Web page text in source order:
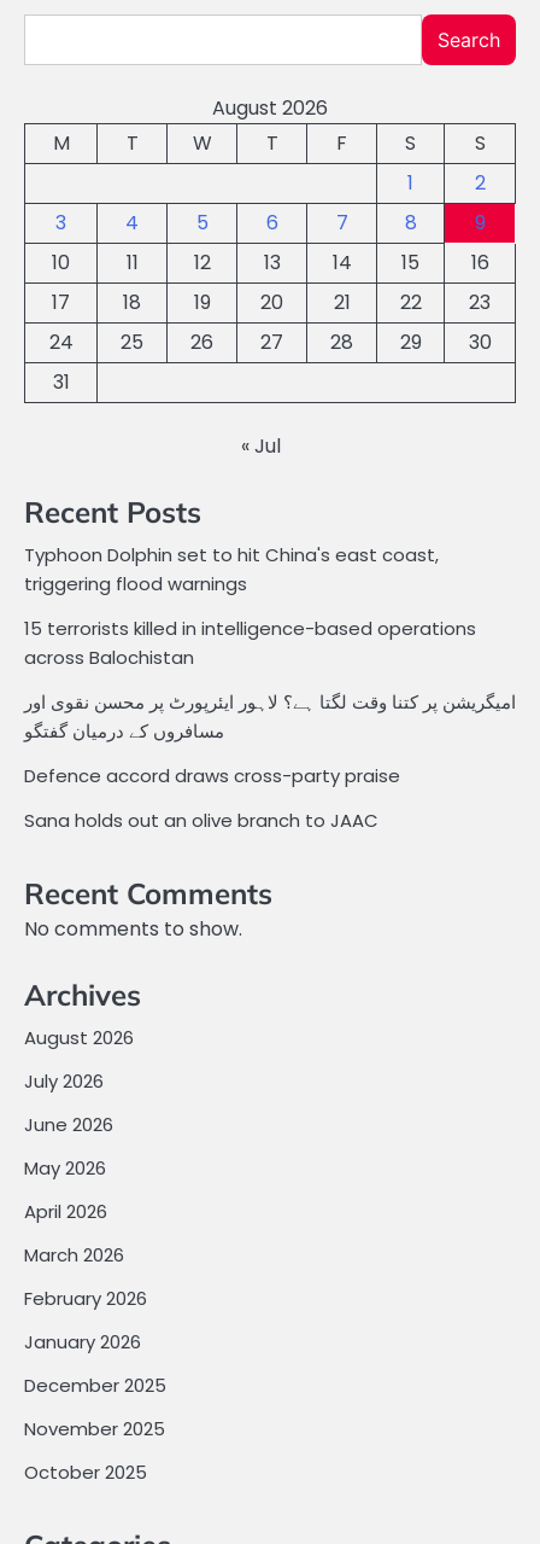
Search
August 2026
M
T W T F S
S
1
2
3
4 5 6 7 8
9
10
11 12 13 14 15
16
17
18 19 20 21 22
23
24
25 26 27 28 29
30
31
« Jul
Recent Posts
Typhoon Dolphin set to hit China's east coast,
triggering flood warnings
15 terrorists killed in intelligence-based operations
across Balochistan
امیگریشن پر کتنا وقت لگتا ہے؟ لاہور ایئرپورٹ پر محسن نقوی اور
مسافروں کے درمیان گفتگو
Defence accord draws cross-party praise
Sana holds out an olive branch to JAAC
Recent Comments
No comments to show.
Archives
August 2026
July 2026
June 2026
May 2026
April 2026
March 2026
February 2026
January 2026
December 2025
November 2025
October 2025